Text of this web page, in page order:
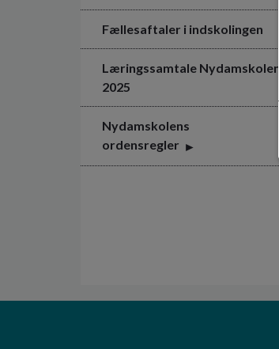
Fællesaftaler i indskolingen
Læringssamtale Nydamskolen
2025
Nydamskolens
ordensregler